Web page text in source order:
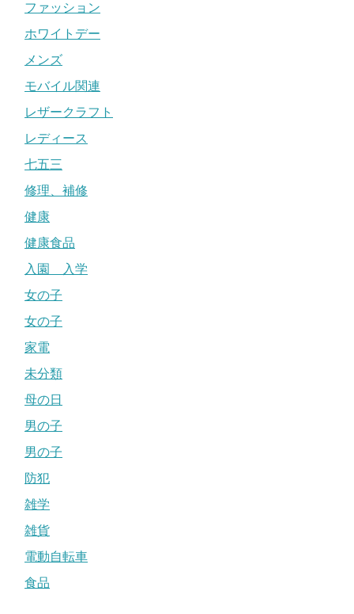
ファッション
ホワイトデー
メンズ
モバイル関連
レザークラフト
レディース
七五三
修理、補修
健康
健康食品
入園 入学
女の子
女の子
家電
未分類
母の日
男の子
男の子
防犯
雑学
雑貨
電動自転車
食品